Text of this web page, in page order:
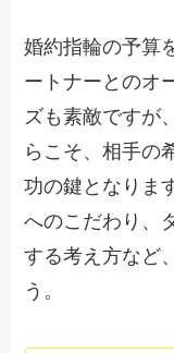
婚約指輪の予算
ートナーとのオ
ズも素敵ですが
らこそ、相手の
功の鍵となりま
へのこだわり、
する考え方など
う。